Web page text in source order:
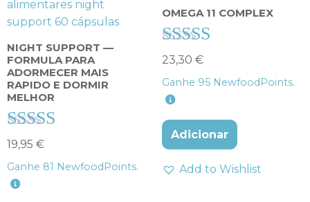
NIGHT SUPPORT —
FORMULA PARA
ADORMECER MAIS
RAPIDO E DORMIR
MELHOR
Avaliação
4.40
de 5
19,95 €
Ganhe 81 NewfoodPoints.
OMEGA 11 COMPLEX
Avaliação
4.00
de 5
23,30 €
Ganhe 95 NewfoodPoints.
Adicionar
Add to Wishlist